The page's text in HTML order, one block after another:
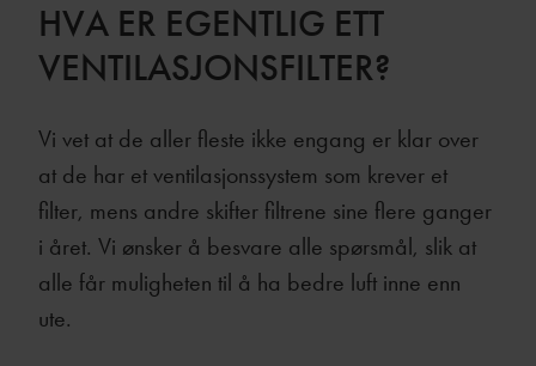
HVA ER EGENTLIG ETT
VENTILASJONSFILTER?
Vi vet at de aller fleste ikke engang er klar over
at de har et ventilasjonssystem som krever et
filter, mens andre skifter filtrene sine flere ganger
i året. Vi ønsker å besvare alle spørsmål, slik at
alle får muligheten til å ha bedre luft inne enn
ute.